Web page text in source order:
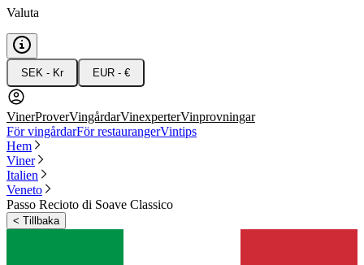
Valuta
SEK - Kr EUR - €
VinerProverVingårdarVinexperterVinprovningar
För vingårdarFör restaurangerVintips
Hem
Viner
Italien
Veneto
Passo Recioto di Soave Classico
< Tillbaka